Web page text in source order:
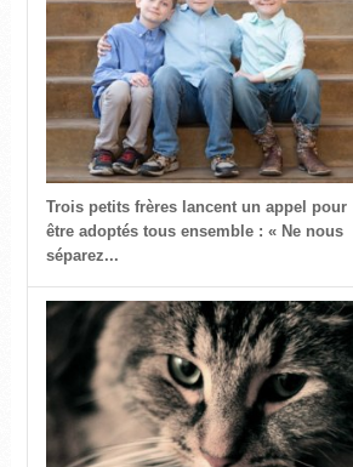
Trois petits frères lancent un appel pour
être adoptés tous ensemble : « Ne nous
séparez...